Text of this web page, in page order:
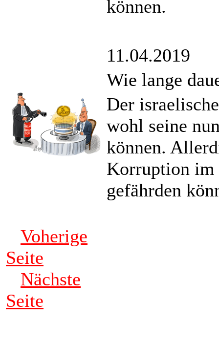
können.
11.04.2019
Wie lange
Der
wohl seine
können.
Korruption im
gefährden
Voherige
Seite
Nächste
Seite